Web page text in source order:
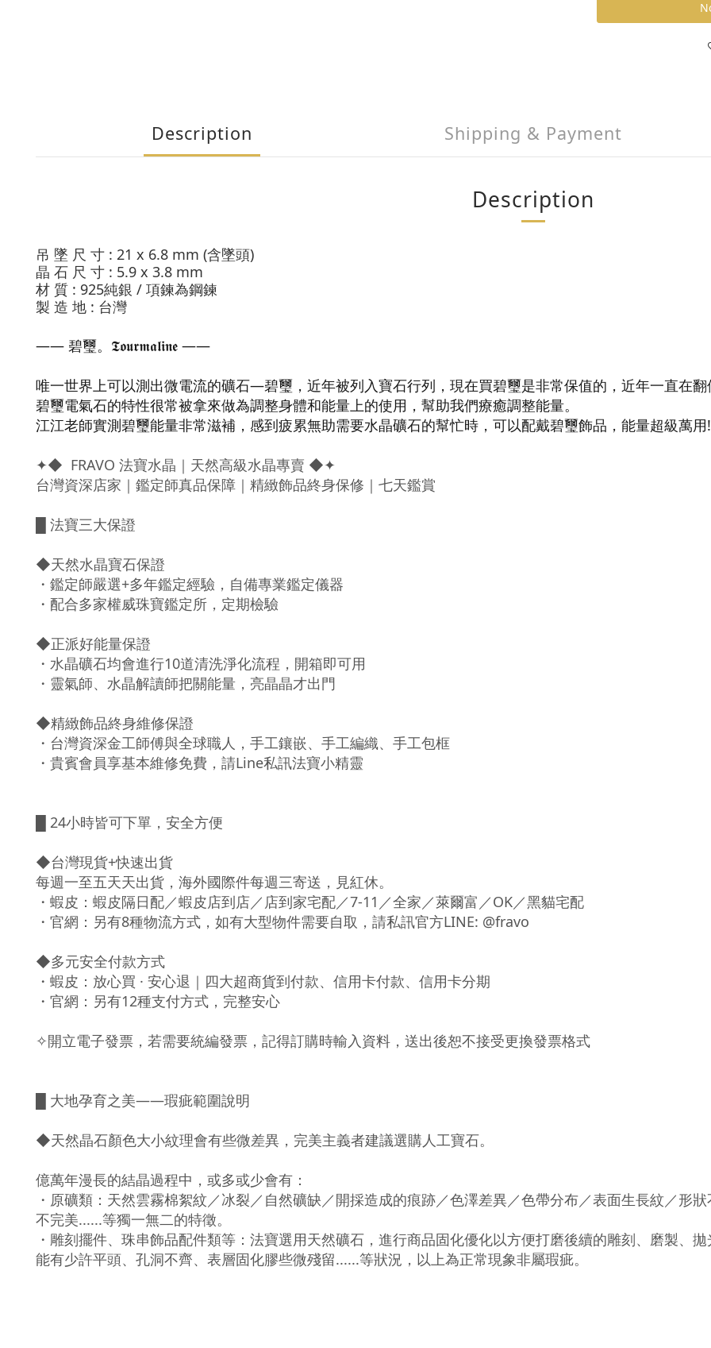
Description Shipping & Payment
Description
吊 墜 尺 寸 : 21 x 6.8 mm (含墜頭)
晶 石 尺 寸 : 5.9 x 3.8 mm
材 質 : 925純銀 / 項鍊為鋼鍊
製 造 地 : 台灣
—— 碧璽。𝕿𝖔𝖚𝖗𝖒𝖆𝖑𝖎𝖓𝖊 ——
唯一世界上可以測出微電流的礦石—碧璽，近年被列入寶石行列，現在買碧璽是非常保值的，近年一直在
碧璽電氣石的特性很常被拿來做為調整身體和能量上的使用，幫助我們療癒調整能量。
江江老師實測碧璽能量非常滋補，感到疲累無助需要水晶礦石的幫忙時，可以配戴碧璽飾品，能量超級萬用!
✦◆ FRAVO 法寶水晶｜天然高級水晶專賣 ◆✦
台灣資深店家｜鑑定師真品保障｜精緻飾品終身保修｜七天鑑賞
█ 法寶三大保證
◆天然水晶寶石保證
・鑑定師嚴選+多年鑑定經驗，自備專業鑑定儀器
・配合多家權威珠寶鑑定所，定期檢驗
◆正派好能量保證
・水晶礦石均會進行10道清洗淨化流程，開箱即可用
・靈氣師、水晶解讀師把關能量，亮晶晶才出門
◆精緻飾品終身維修保證
・台灣資深金工師傅與全球職人，手工鑲嵌、手工編織、手工包框
・貴賓會員享基本維修免費，請Line私訊法寶小精靈
█ 24小時皆可下單，安全方便
◆台灣現貨+快速出貨
每週一至五天天出貨，海外國際件每週三寄送，見紅休。
・蝦皮：蝦皮隔日配／蝦皮店到店／店到家宅配／7-11／全家／萊爾富／OK／黑貓宅配
・官網：另有8種物流方式，如有大型物件需要自取，請私訊官方LINE: @fravo
◆多元安全付款方式
・蝦皮：放心買 · 安心退｜四大超商貨到付款、信用卡付款、信用卡分期
・官網：另有12種支付方式，完整安心
✧開立電子發票，若需要統編發票，記得訂購時輸入資料，送出後恕不接受更換發票格式
█ 大地孕育之美——瑕疵範圍說明
◆天然晶石顏色大小紋理會有些微差異，完美主義者建議選購人工寶石。
億萬年漫長的結晶過程中，或多或少會有：
・原礦類：天然雲霧棉絮紋／冰裂／自然礦缺／開採造成的痕跡／色澤差異／色帶分布／表面生長紋／形
不完美......等獨一無二的特徵。
・雕刻擺件、珠串飾品配件類等：法寶選用天然礦石，進行商品固化優化以方便打磨後續的雕刻、磨製、
能有少許平頭、孔洞不齊、表層固化膠些微殘留......等狀況，以上為正常現象非屬瑕疵。